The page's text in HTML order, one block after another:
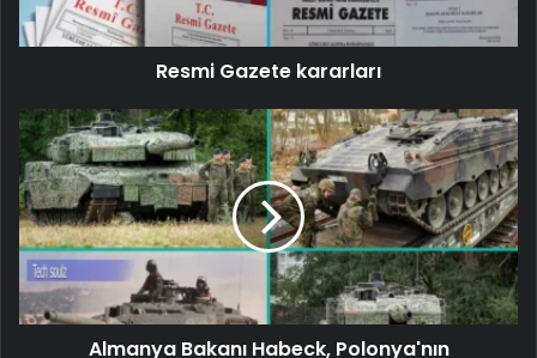
Resmi Gazete kararları
Almanya Bakanı Habeck, Polonya'nın